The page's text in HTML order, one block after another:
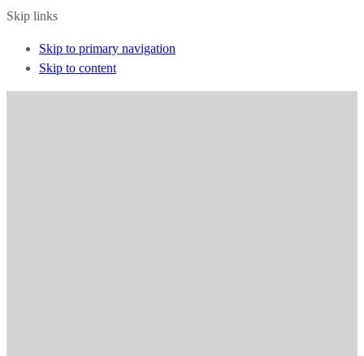
Skip links
Skip to primary navigation
Skip to content